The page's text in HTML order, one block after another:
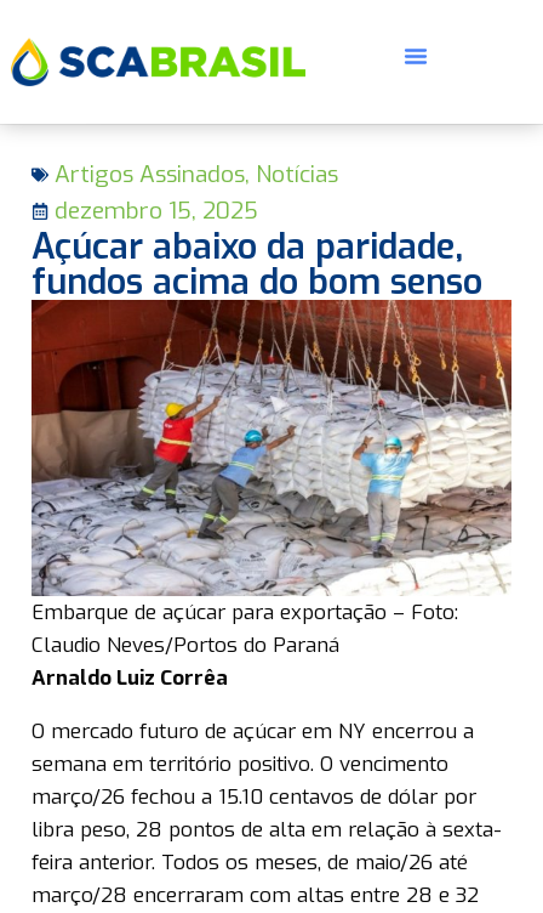
Artigos Assinados, Notícias
dezembro 15, 2025
Açúcar abaixo da paridade,
fundos acima do bom senso
Embarque de açúcar para exportação – Foto:
Claudio Neves/Portos do Paraná
Arnaldo Luiz Corrêa
O mercado futuro de açúcar em NY encerrou a
semana em território positivo. O vencimento
março/26 fechou a 15.10 centavos de dólar por
libra peso, 28 pontos de alta em relação à sexta-
feira anterior. Todos os meses, de maio/26 até
março/28 encerraram com altas entre 28 e 32